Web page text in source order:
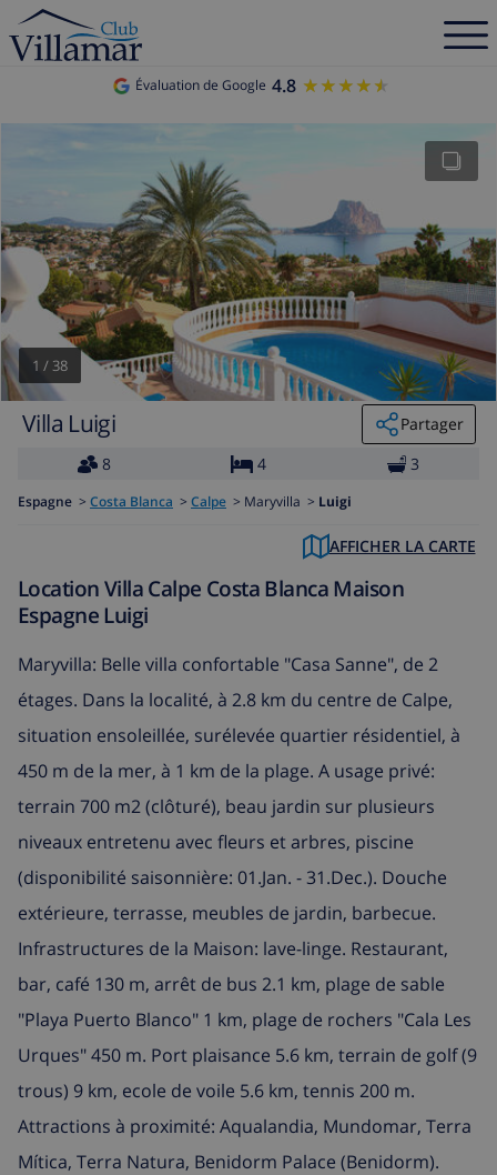
Évaluation de Google 4.8 ★★★★★
★★★★★
1 /38
Villa Luigi
Partager
8
4 3
Espagne > Costa Blanca > Calpe > Maryvilla > Luigi
AFFICHER LA CARTE
Location Villa Calpe Costa Blanca Maison
Espagne Luigi
Maryvilla: Belle villa confortable "Casa Sanne", de 2
étages. Dans la localité, à 2.8 km du centre de Calpe,
situation ensoleillée, surélevée quartier résidentiel, à
450 m de la mer, à 1 km de la plage. A usage privé:
terrain 700 m2 (clôturé), beau jardin sur plusieurs
niveaux entretenu avec fleurs et arbres, piscine
(disponibilité saisonnière: 01.Jan. - 31.Dec.). Douche
extérieure, terrasse, meubles de jardin, barbecue.
Infrastructures de la Maison: lave-linge. Restaurant,
bar, café 130 m, arrêt de bus 2.1 km, plage de sable
"Playa Puerto Blanco" 1 km, plage de rochers "Cala Les
Urques" 450 m. Port plaisance 5.6 km, terrain de golf (9
trous) 9 km, ecole de voile 5.6 km, tennis 200 m.
Attractions à proximité: Aqualandia, Mundomar, Terra
Mítica, Terra Natura, Benidorm Palace (Benidorm).